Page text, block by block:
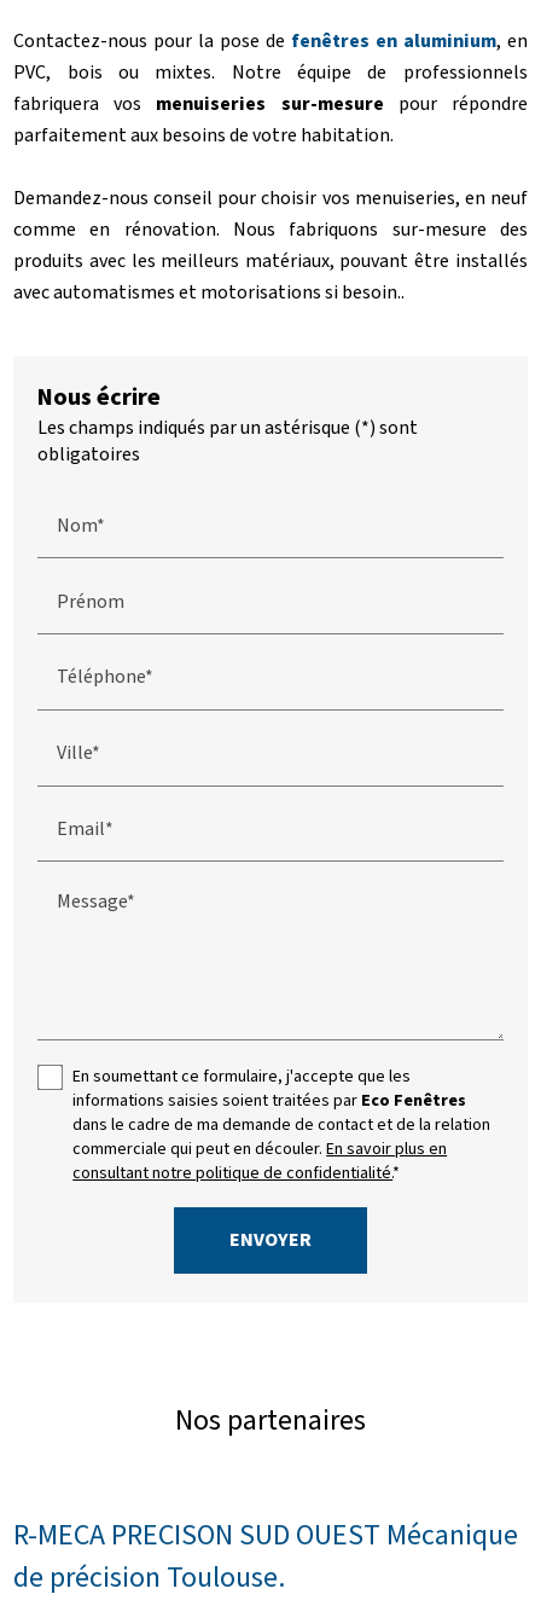
Contactez-nous pour la pose de fenêtres en aluminium, en
PVC, bois ou mixtes. Notre équipe de professionnels
fabriquera vos menuiseries sur-mesure pour répondre
parfaitement aux besoins de votre habitation.
Demandez-nous conseil pour choisir vos menuiseries, en neuf
comme en rénovation. Nous fabriquons sur-mesure des
produits avec les meilleurs matériaux, pouvant être installés
avec automatismes et motorisations si besoin..
Nous écrire
Les champs indiqués par un astérisque (*) sont
obligatoires
Nom*
Prénom
Téléphone*
Ville*
Email*
Message*
En soumettant ce formulaire, j'accepte que les
informations saisies soient traitées par Eco Fenêtres
dans le cadre de ma demande de contact et de la relation
commerciale qui peut en découler.En savoir plus en
consultant notre politique de confidentialité.*
Nos partenaires
R-MECA PRECISON SUD OUEST Mécanique
de précision Toulouse.